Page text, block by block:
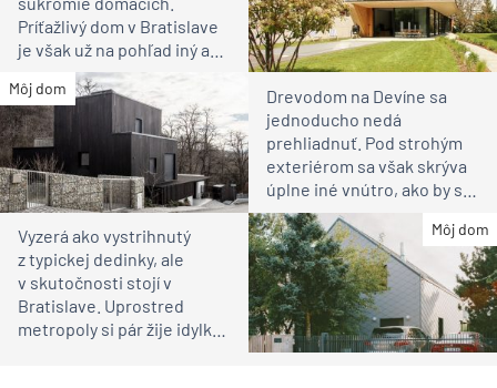
Príťažlivý dom v Bratislave
je však už na pohľad iný ako
susedia
Môj dom
Drevodom na Devíne sa
jednoducho nedá
prehliadnuť. Pod strohým
exteriérom sa však skrýva
úplne iné vnútro, ako by ste
čakali
Môj dom
Vyzerá ako vystrihnutý
z typickej dedinky, ale
v skutočnosti stojí v
Bratislave. Uprostred
metropoly si pár žije idylku